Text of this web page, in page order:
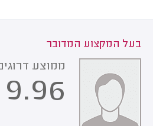
בעל המקצוע המדובר
ממוצע
9.96